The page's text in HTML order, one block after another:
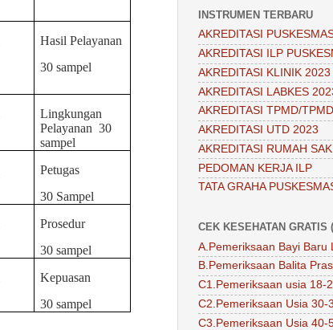
Hasil Pelayanan
30 sampel
Lingkungan
Pelayanan 30
sampel
Petugas
30 Sampel
Prosedur
30 sampel
Kepuasan
30 sampel
INSTRUMEN TERBARU
AKREDITASI
AKREDITASI ILP
AKREDITASI KLINIK 2023
AKREDITASI LABKES
AKREDITASI TPMD/
AKREDITASI UTD 2023
AKREDITASI RUMAH
PEDOMAN KERJA ILP
TATA GRAHA
CEK KESEHATAN GRATIS
A.Pemeriksaan Bayi Baru
B.Pemeriksaan Balita
C1.Pemeriksaan usia 18-
C2.Pemeriksaan Usia 30-
C3.Pemeriksaan Usia 40-